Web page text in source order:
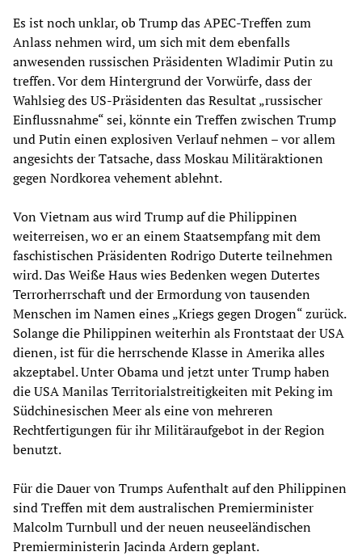
Es ist noch unklar, ob Trump das APEC-Treffen zum
Anlass nehmen wird, um sich mit dem ebenfalls
anwesenden russischen Präsidenten Wladimir Putin zu
treffen. Vor dem Hintergrund der Vorwürfe, dass der
Wahlsieg des US-Präsidenten das Resultat „russischer
Einflussnahme“ sei, könnte ein Treffen zwischen Trump
und Putin einen explosiven Verlauf nehmen – vor allem
angesichts der Tatsache, dass Moskau Militäraktionen
gegen Nordkorea vehement ablehnt.
Von Vietnam aus wird Trump auf die Philippinen
weiterreisen, wo er an einem Staatsempfang mit dem
faschistischen Präsidenten Rodrigo Duterte teilnehmen
wird. Das Weiße Haus wies Bedenken wegen Dutertes
Terrorherrschaft und der Ermordung von tausenden
Menschen im Namen eines „Kriegs gegen Drogen“ zurück.
Solange die Philippinen weiterhin als Frontstaat der USA
dienen, ist für die herrschende Klasse in Amerika alles
akzeptabel. Unter Obama und jetzt unter Trump haben
die USA Manilas Territorialstreitigkeiten mit Peking im
Südchinesischen Meer als eine von mehreren
Rechtfertigungen für ihr Militäraufgebot in der Region
benutzt.
Für die Dauer von Trumps Aufenthalt auf den Philippinen
sind Treffen mit dem australischen Premierminister
Malcolm Turnbull und der neuen neuseeländischen
Premierministerin Jacinda Ardern geplant.